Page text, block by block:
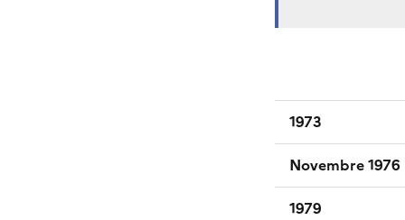
1973
Novembre 1976
1979